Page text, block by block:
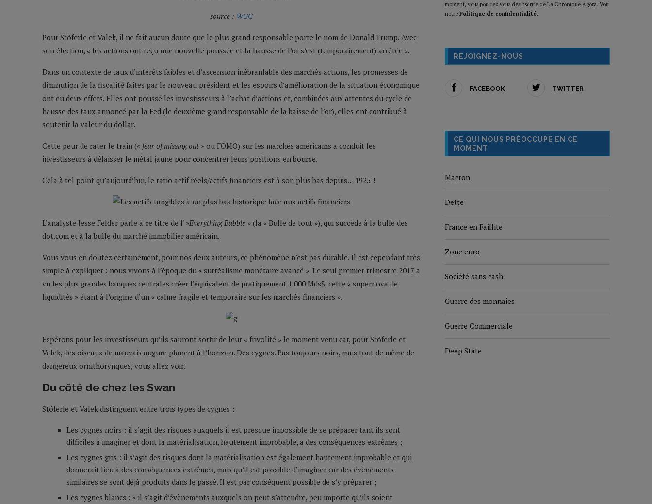
source : WGC
Pour Stöferle et Valek, il ne fait aucun doute que le plus grand responsable porte le nom de Donald Trump. Avec
son élection, « les actions ont reçu une nouvelle poussée et la hausse de l’or s’est (temporairement) arrêtée ».
Dans un contexte de taux d’intérêts faibles et d’ascension inébranlable des marchés actions, les promesses de
diminution de la fiscalité faites par le nouveau président et les espoirs d’amélioration de la situation économique
ont eu deux effets. Elles ont poussé les investisseurs à l’achat d’actions et, combinées aux attentes du cycle de
hausse des taux annoncé par la Fed (le deuxième grand responsable de la baisse de l’or), elles ont contribué à
soutenir la valeur du dollar.
Cette peur de rater le train (« fear of missing out » ou FOMO) sur les marchés américains a conduit les
investisseurs à délaisser le métal jaune pour concentrer leurs positions en bourse.
Cela à tel point qu’aujourd’hui, le ratio actif réels/actifs financiers est à son plus bas depuis… 1925 !
L’analyste Jesse Felder parle à ce titre de l' »Everything Bubble » (la « Bulle de tout »), qui succède à la bulle des
dot.com et à la bulle du marché immobilier américain.
Vous vous en doutez certainement, pour nos deux auteurs, ce phénomène n’est pas durable. Il est cependant très
simple à expliquer : nous vivons à l’époque du « surréalisme monétaire avancé ». Le seul premier trimestre 2017 a
vu les plus grandes banques centrales créer l’équivalent de pratiquement 1 000 Mds$, cette « supernova de
liquidités » étant à l’origine d’un « calme fragile et temporaire sur les marchés financiers ».
Espérons pour les investisseurs qu’ils sauront sortir de leur « frivolité » le moment venu car, pour Stöferle et
Valek, des oiseaux de mauvais augure planent à l’horizon. Des cygnes. Pas toujours noirs, mais tout de même de
dangereux ornithorynques, vous allez voir.
Du côté de chez les Swan
Stöferle et Valek distinguent entre trois types de cygnes :
Les cygnes noirs : il s’agit des risques auxquels il est presque impossible de se préparer tant ils sont
difficiles à imaginer et dont la matérialisation, hautement improbable, a des conséquences extrêmes ;
Les cygnes gris : il s’agit des risques dont la matérialisation est également hautement improbable et qui
donnerait lieu à des conséquences extrêmes, mais qu’il est possible d’imaginer car des évènements
similaires se sont déjà produits dans le passé. Il est par conséquent possible de s’y préparer ;
Les cygnes blancs : « il s’agit d’évènements auxquels on peut s’attendre, peu importe qu’ils soient
moment, vous pourrez vous désinscrire de La Chronique Agora. Voir
notre Politique de confidentialité.
REJOIGNEZ-NOUS
FACEBOOK TWITTER
CE QUI NOUS PRÉOCCUPE EN CE
MOMENT
Macron
Dette
France en Faillite
Zone euro
Société sans cash
Guerre des monnaies
Guerre Commerciale
Deep State